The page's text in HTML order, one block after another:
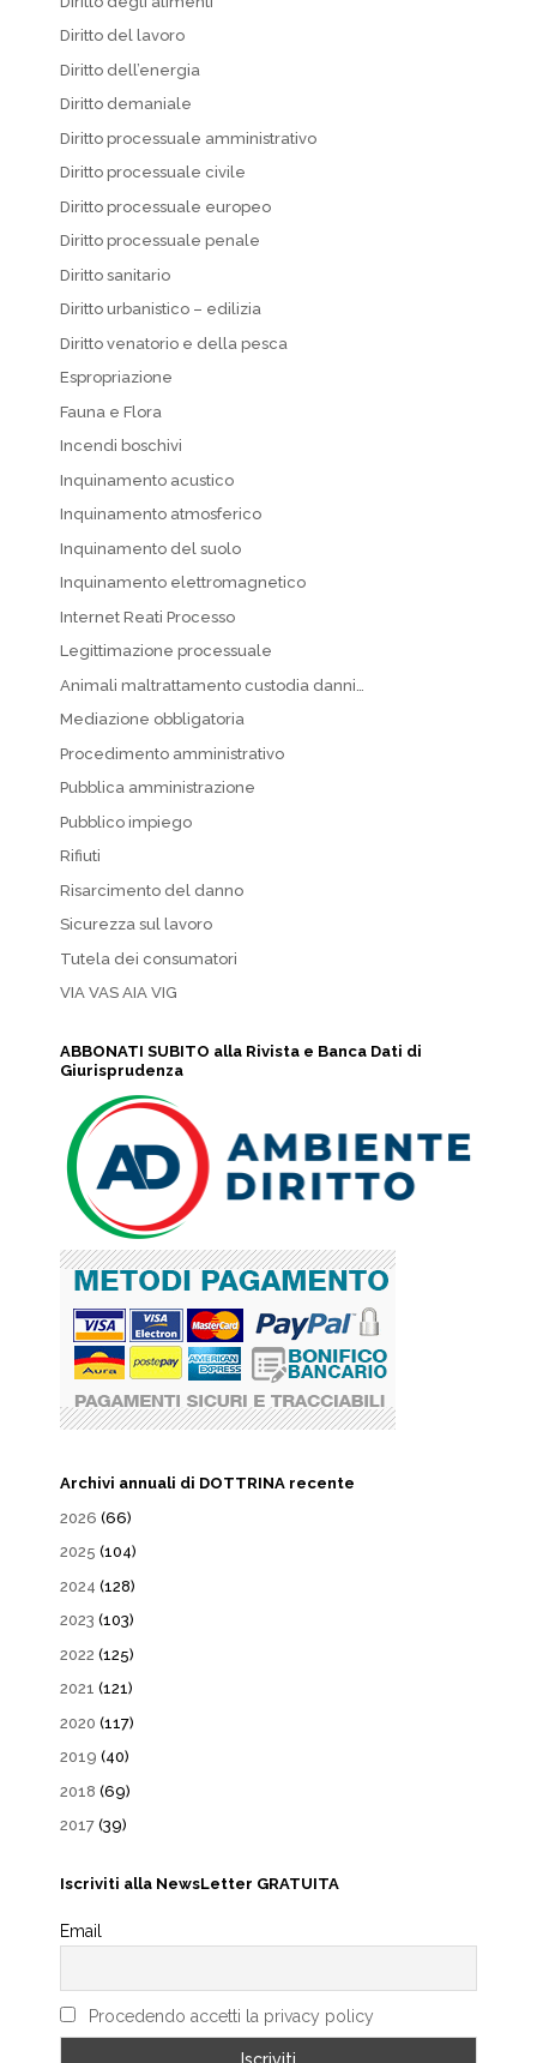
Diritto del lavoro
Diritto dell’energia
Diritto demaniale
Diritto processuale amministrativo
Diritto processuale civile
Diritto processuale europeo
Diritto processuale penale
Diritto sanitario
Diritto urbanistico – edilizia
Diritto venatorio e della pesca
Espropriazione
Fauna e Flora
Incendi boschivi
Inquinamento acustico
Inquinamento atmosferico
Inquinamento del suolo
Inquinamento elettromagnetico
Internet Reati Processo
Legittimazione processuale
Animali maltrattamento custodia danni…
Mediazione obbligatoria
Procedimento amministrativo
Pubblica amministrazione
Pubblico impiego
Rifiuti
Risarcimento del danno
Sicurezza sul lavoro
Tutela dei consumatori
VIA VAS AIA VIG
ABBONATI SUBITO alla Rivista e Banca Dati di
Giurisprudenza
Archivi annuali di DOTTRINA recente
2026 (66)
2025 (104)
2024 (128)
2023 (103)
2022 (125)
2021 (121)
2020 (117)
2019 (40)
2018 (69)
2017 (39)
Iscriviti alla NewsLetter GRATUITA
Email
Procedendo accetti la privacy policy